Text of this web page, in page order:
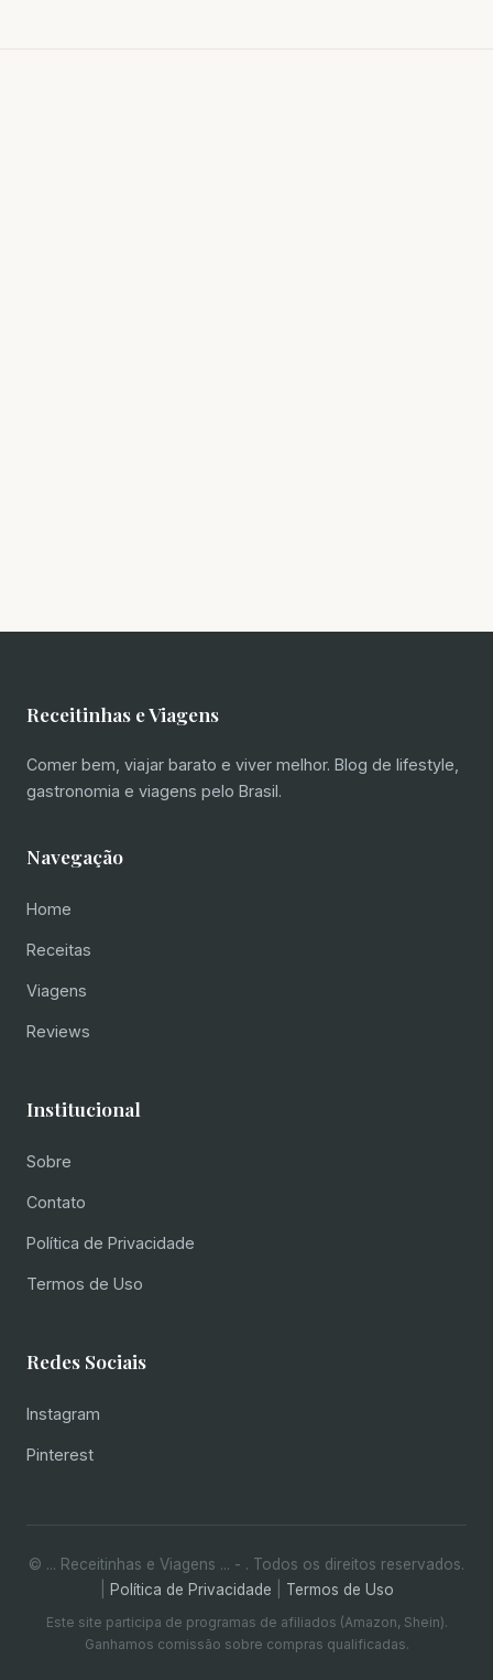
Receitinhas e Viagens
Comer bem, viajar barato e viver melhor. Blog de lifestyle,
gastronomia e viagens pelo Brasil.
Navegação
Home
Receitas
Viagens
Reviews
Institucional
Sobre
Contato
Política de Privacidade
Termos de Uso
Redes Sociais
Instagram
Pinterest
© ... Receitinhas e Viagens ... - . Todos os direitos reservados.
Política de Privacidade Termos de Uso
Este site participa de programas de afiliados (Amazon, Shein).
Ganhamos comissão sobre compras qualificadas.